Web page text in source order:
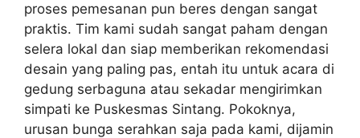
proses pemesanan pun beres dengan sangat
praktis. Tim kami sudah sangat paham dengan
selera lokal dan siap memberikan rekomendasi
desain yang paling pas, entah itu untuk acara di
gedung serbaguna atau sekadar mengirimkan
simpati ke Puskesmas Sintang. Pokoknya,
urusan bunga serahkan saja pada kami, dijamin